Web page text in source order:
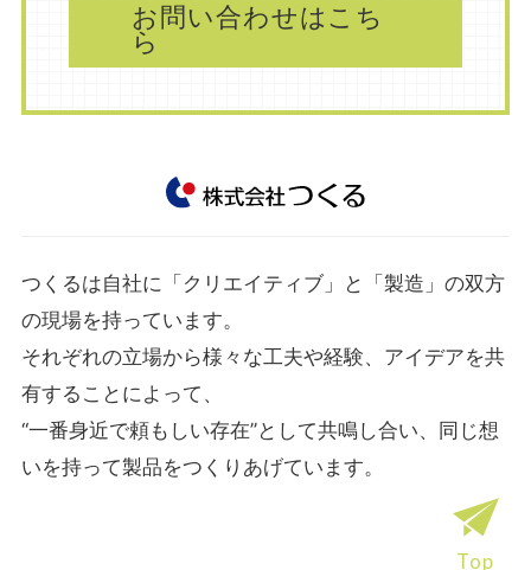
お問い合わせはこち
ら
つくるは自社に「クリエイティブ」と「製造」の双方
の現場を持っています。
それぞれの立場から様々な工夫や経験、アイデアを共
有することによって、
“一番身近で頼もしい存在”として共鳴し合い、同じ想
いを持って製品をつくりあげています。
Top